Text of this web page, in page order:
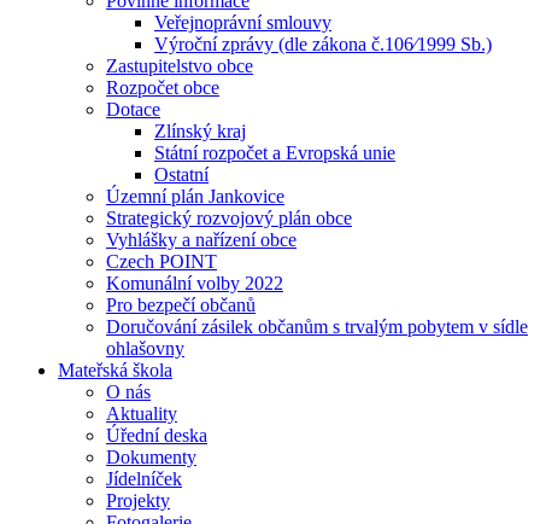
Veřejnoprávní smlouvy
Výroční zprávy (dle zákona č.106⁄1999 Sb.)
Zastupitelstvo obce
Rozpočet obce
Dotace
Zlínský kraj
Státní rozpočet a Evropská unie
Ostatní
Územní plán Jankovice
Strategický rozvojový plán obce
Vyhlášky a nařízení obce
Czech POINT
Komunální volby 2022
Pro bezpečí občanů
Doručování zásilek občanům s trvalým pobytem v sídle
ohlašovny
Mateřská škola
O nás
Aktuality
Úřední deska
Dokumenty
Jídelníček
Projekty